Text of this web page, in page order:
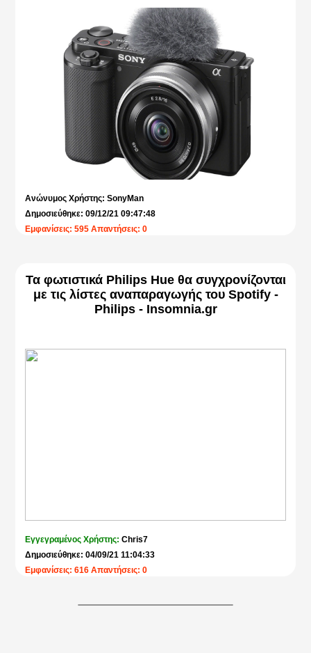
Ανώνυμος Χρήστης: SonyMan
Δημοσιεύθηκε: 09/12/21 09:47:48
Εμφανίσεις: 595 Απαντήσεις: 0
Τα φωτιστικά Philips Hue θα συγχρονίζονται
με τις λίστες αναπαραγωγής του Spotify -
Philips - Insomnia.gr
Εγγεγραμένος Χρήστης:Chris7
Δημοσιεύθηκε: 04/09/21 11:04:33
Εμφανίσεις: 616 Απαντήσεις: 0